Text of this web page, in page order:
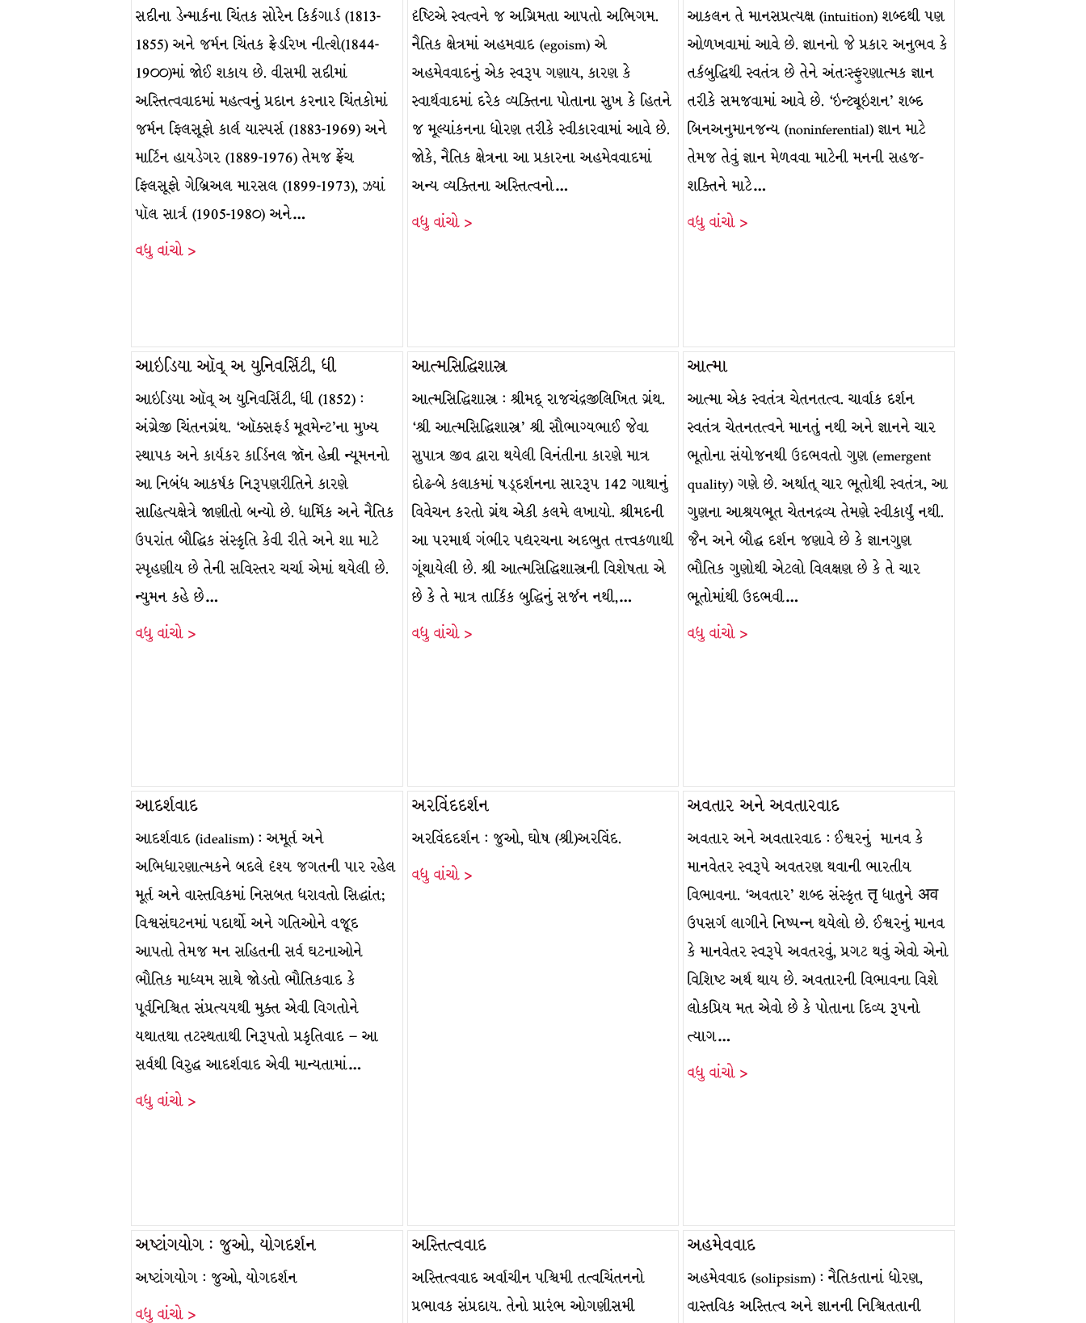
સદીના ડેન્માર્કના ચિંતક સોરેન કિર્કગાર્ડ (1813-
1855) અને જર્મન ચિંતક ફ્રેડરિખ નીત્શે(1844-
19૦૦)માં જોઈ શકાય છે. વીસમી સદીમાં
અસ્તિત્વવાદમાં મહત્વનું પ્રદાન કરનાર ચિંતકોમાં
જર્મન ફિલસૂફો કાર્લ યાસ્પર્સ (1883-1969) અને
માર્ટિન હાયડેગર (1889-1976) તેમજ ફ્રેંચ
ફિલસૂફો ગેબ્રિઅલ મારસલ (1899-1973), ઝ્યાં
પૉલ સાર્ત્ર (1905-198૦) અને…
વધુ વાંચો >
દૃષ્ટિએ સ્વત્વને જ અગ્રિમતા આપતો અભિગમ.
નૈતિક ક્ષેત્રમાં અહમવાદ (egoism) એ
અહમેવવાદનું એક સ્વરૂપ ગણાય, કારણ કે
સ્વાર્થવાદમાં દરેક વ્યક્તિના પોતાના સુખ કે હિતને
જ મૂલ્યાંકનના ધોરણ તરીકે સ્વીકારવામાં આવે છે.
જોકે, નૈતિક ક્ષેત્રના આ પ્રકારના અહમેવવાદમાં
અન્ય વ્યક્તિના અસ્તિત્વનો…
વધુ વાંચો >
આકલન તે માનસપ્રત્યક્ષ (intuition) શબ્દથી પણ
ઓળખવામાં આવે છે. જ્ઞાનનો જે પ્રકાર અનુભવ કે
તર્કબુદ્ધિથી સ્વતંત્ર છે તેને અંત:સ્ફુરણાત્મક જ્ઞાન
તરીકે સમજવામાં આવે છે. ‘ઇન્ટ્યૂઇશન’ શબ્દ
બિનઅનુમાનજન્ય (noninferential) જ્ઞાન માટે
તેમજ તેવું જ્ઞાન મેળવવા માટેની મનની સહજ-
શક્તિને માટે…
વધુ વાંચો >
આઇડિયા ઑવ્ અ યુનિવર્સિટી, ધી
આઇડિયા ઑવ્ અ યુનિવર્સિટી, ધી (1852) :
અંગ્રેજી ચિંતનગ્રંથ. ‘ઑક્સફર્ડ મૂવમેન્ટ’ના મુખ્ય
સ્થાપક અને કાર્યકર કાર્ડિનલ જૉન હેન્રી ન્યૂમનનો
આ નિબંધ આકર્ષક નિરૂપણરીતિને કારણે
સાહિત્યક્ષેત્રે જાણીતો બન્યો છે. ધાર્મિક અને નૈતિક
ઉપરાંત બૌદ્ધિક સંસ્કૃતિ કેવી રીતે અને શા માટે
સ્પૃહણીય છે તેની સવિસ્તર ચર્ચા એમાં થયેલી છે.
ન્યુમન કહે છે…
વધુ વાંચો >
આત્મસિદ્ધિશાસ્ત્ર
આત્મસિદ્ધિશાસ્ત્ર : શ્રીમદ્ રાજચંદ્રજીલિખિત ગ્રંથ.
‘શ્રી આત્મસિદ્ધિશાસ્ત્ર’ શ્રી સૌભાગ્યભાઈ જેવા
સુપાત્ર જીવ દ્વારા થયેલી વિનંતીના કારણે માત્ર
દોઢ-બે કલાકમાં ષડ્દર્શનના સારરૂપ 142 ગાથાનું
વિવેચન કરતો ગ્રંથ એકી કલમે લખાયો. શ્રીમદની
આ પરમાર્થ ગંભીર પદ્યરચના અદભુત તત્ત્વકળાથી
ગૂંથાયેલી છે. શ્રી આત્મસિદ્ધિશાસ્ત્રની વિશેષતા એ
છે કે તે માત્ર તાર્કિક બુદ્ધિનું સર્જન નથી,…
વધુ વાંચો >
આત્મા
આત્મા એક સ્વતંત્ર ચેતનતત્વ. ચાર્વાક દર્શન
સ્વતંત્ર ચેતનતત્વને માનતું નથી અને જ્ઞાનને ચાર
ભૂતોના સંયોજનથી ઉદભવતો ગુણ (emergent
quality) ગણે છે. અર્થાત્ ચાર ભૂતોથી સ્વતંત્ર, આ
ગુણના આશ્રયભૂત ચેતનદ્રવ્ય તેમણે સ્વીકાર્યું નથી.
જૈન અને બૌદ્ધ દર્શન જણાવે છે કે જ્ઞાનગુણ
ભૌતિક ગુણોથી એટલો વિલક્ષણ છે કે તે ચાર
ભૂતોમાંથી ઉદભવી…
વધુ વાંચો >
આદર્શવાદ
આદર્શવાદ (idealism) : અમૂર્ત અને
અભિધારણાત્મકને બદલે દૃશ્ય જગતની પાર રહેલ
મૂર્ત અને વાસ્તવિકમાં નિસબત ધરાવતો સિદ્ધાંત;
વિશ્વસંઘટનમાં પદાર્થો અને ગતિઓને વજૂદ
આપતો તેમજ મન સહિતની સર્વ ઘટનાઓને
ભૌતિક માધ્યમ સાથે જોડતો ભૌતિકવાદ કે
પૂર્વનિશ્ચિત સંપ્રત્યયથી મુક્ત એવી વિગતોને
યથાતથા તટસ્થતાથી નિરૂપતો પ્રકૃતિવાદ – આ
સર્વથી વિરુદ્ધ આદર્શવાદ એવી માન્યતામાં…
વધુ વાંચો >
અરવિંદદર્શન
અરવિંદદર્શન : જુઓ, ઘોષ (શ્રી)અરવિંદ.
વધુ વાંચો >
અવતાર અને અવતારવાદ
અવતાર અને અવતારવાદ : ઈશ્વરનું માનવ કે
માનવેતર સ્વરૂપે અવતરણ થવાની ભારતીય
વિભાવના. ‘અવતાર’ શબ્દ સંસ્કૃત तृ ધાતુને अव
ઉપસર્ગ લાગીને નિષ્પન્ન થયેલો છે. ઈશ્વરનું માનવ
કે માનવેતર સ્વરૂપે અવતરવું, પ્રગટ થવું એવો એનો
વિશિષ્ટ અર્થ થાય છે. અવતારની વિભાવના વિશે
લોકપ્રિય મત એવો છે કે પોતાના દિવ્ય રૂપનો
ત્યાગ…
વધુ વાંચો >
અષ્ટાંગયોગ : જુઓ, યોગદર્શન
અષ્ટાંગયોગ : જુઓ, યોગદર્શન
વધુ વાંચો >
અસ્તિત્વવાદ
અસ્તિત્વવાદ અર્વાચીન પશ્ચિમી તત્વચિંતનનો
પ્રભાવક સંપ્રદાય. તેનો પ્રારંભ ઓગણીસમી
અહમેવવાદ
અહમેવવાદ (solipsism) : નૈતિકતાનાં ધોરણ,
વાસ્તવિક અસ્તિત્વ અને જ્ઞાનની નિશ્ચિતતાની